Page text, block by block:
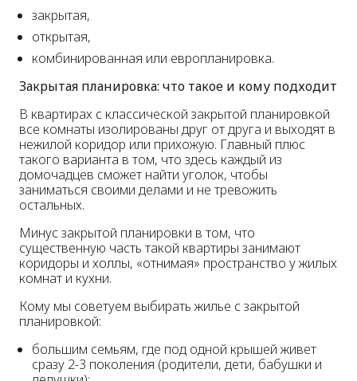
закрытая,
открытая,
комбинированная или европланировка.
Закрытая планировка: что такое и кому подходит
В квартирах с классической закрытой планировкой
все комнаты изолированы друг от друга и выходят в
нежилой коридор или прихожую. Главный плюс
такого варианта в том, что здесь каждый из
домочадцев сможет найти уголок, чтобы
заниматься своими делами и не тревожить
остальных.
Минус закрытой планировки в том, что
существенную часть такой квартиры занимают
коридоры и холлы, «отнимая» пространство у жилых
комнат и кухни.
Кому мы советуем выбирать жилье с закрытой
планировкой:
большим семьям, где под одной крышей живет
сразу 2-3 поколения (родители, дети, бабушки и